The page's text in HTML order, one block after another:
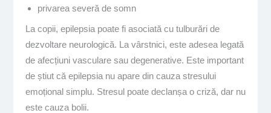
privarea severă de somn
La copii, epilepsia poate fi asociată cu tulburări de
dezvoltare neurologică. La vârstnici, este adesea legată
de afecțiuni vasculare sau degenerative. Este important
de știut că epilepsia nu apare din cauza stresului
emoțional simplu. Stresul poate declanșa o criză, dar nu
este cauza bolii.